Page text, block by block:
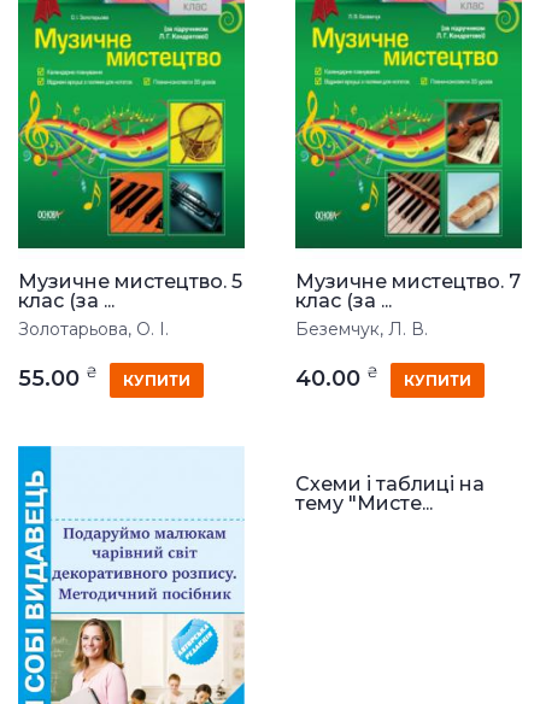
Музичне мистецтво. 5
клас (за ...
Золотарьова, О. І.
55.00 ₴ КУПИТИ
Музичне мистецтво. 7
клас (за ...
Беземчук, Л. В.
40.00 ₴ КУПИТИ
Схеми і таблиці на
тему "Мисте...